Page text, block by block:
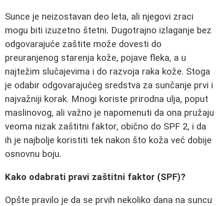
Sunce je neizostavan deo leta, ali njegovi zraci
mogu biti izuzetno štetni. Dugotrajno izlaganje bez
odgovarajuće zaštite može dovesti do
preuranjenog starenja kože, pojave fleka, a u
najtežim slučajevima i do razvoja raka kože. Stoga
je odabir odgovarajućeg sredstva za sunčanje prvi i
najvažniji korak. Mnogi koriste prirodna ulja, poput
maslinovog, ali važno je napomenuti da ona pružaju
veoma nizak zaštitni faktor, obično do SPF 2, i da
ih je najbolje koristiti tek nakon što koža već dobije
osnovnu boju.
Kako odabrati pravi zaštitni faktor (SPF)?
Opšte pravilo je da se prvih nekoliko dana na suncu